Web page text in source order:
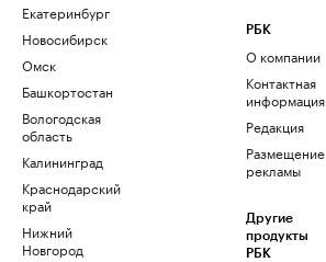
Екатеринбург
Новосибирск
Омск
Башкортостан
Вологодская
область
Калининград
Краснодарский
край
Нижний
Новгород
РБК
О компании
Контактная
информация
Редакция
Размещение
рекламы
Другие
продукты
РБК